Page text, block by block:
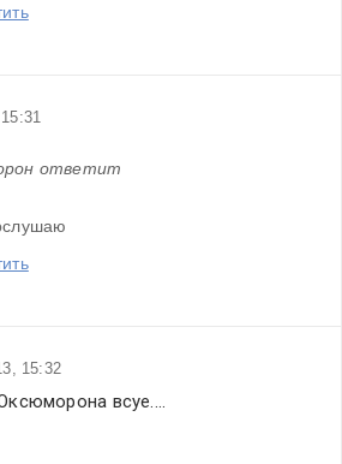
ответит
15:32
всуе....